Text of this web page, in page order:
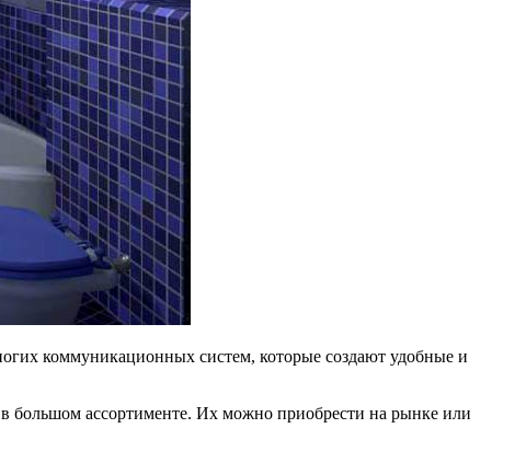
коммуникационных систем, которые создают удобные и
большом ассортименте. Их можно приобрести на рынке или